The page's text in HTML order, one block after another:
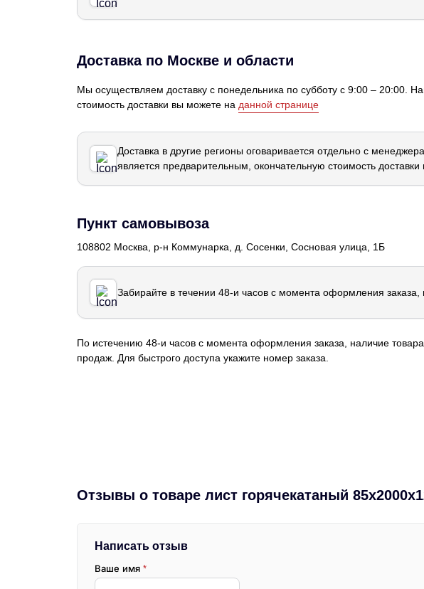
Доставка по Москве и области
Мы осуществляем доставку с понедельника по субботу с 9:00 – 20:00.
стоимость доставки вы можете на данной странице
Доставка в другие регионы оговаривается отдельно с
является предварительным, окончательную стоимость
Пункт самовывоза
108802 Москва, р-н Коммунарка, д. Сосенки, Сосновая улица, 1Б
Забирайте в течении 48-и часов с момента оформления
По истечению 48-и часов с момента оформления заказа, наличие
продаж. Для быстрого доступа укажите номер заказа.
Отзывы о товаре лист горячекатаный
Написать отзыв
Ваше имя *